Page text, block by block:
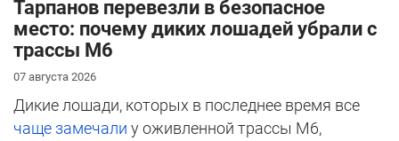
Тарпанов перевезли в безопасное
место: почему диких лошадей убрали с
трассы М6
07 августа 2026
Дикие лошади, которых в последнее время все
чаще замечали у оживленной трассы М6,